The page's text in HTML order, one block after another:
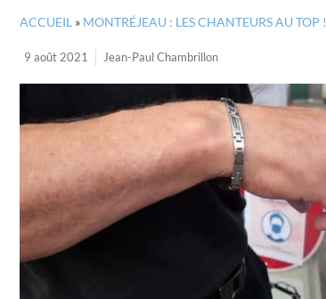
ACCUEIL » MONTRÉJEAU : LES CHANTEURS AU TOP !
9 août 2021 Jean-Paul Chambrillon